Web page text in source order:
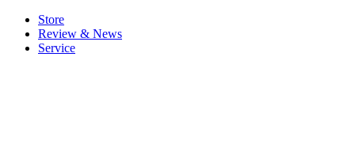
Store
Review & News
Service